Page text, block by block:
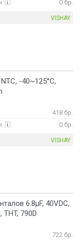
0 бр.
VISHAY
-40~125°C,
418 бр.
0 бр.
VISHAY
6.8µF, 40VDC,
THT, 790D
722 бр.